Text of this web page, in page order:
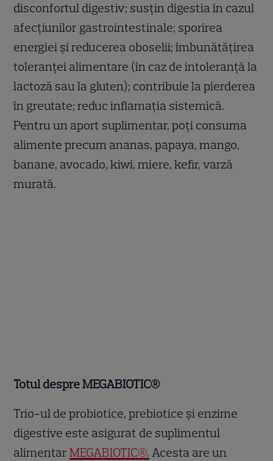
disconfortul digestiv; susțin digestia în cazul
afecțiunilor gastrointestinale; sporirea
energiei și reducerea oboselii; îmbunătățirea
toleranței alimentare (în caz de intoleranță la
lactoză sau la gluten); contribuie la pierderea
în greutate; reduc inflamația sistemică.
Pentru un aport suplimentar, poți consuma
alimente precum ananas, papaya, mango,
banane, avocado, kiwi, miere, kefir, varză
murată.
Totul despre MEGABIOTIC®
Trio-ul de probiotice, prebiotice și enzime
digestive este asigurat de suplimentul
alimentarMEGABIOTIC®. Acesta are un